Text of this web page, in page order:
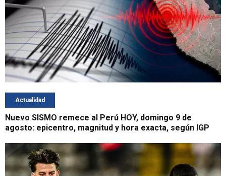
Actualidad
Nuevo SISMO remece al Perú HOY, domingo 9 de
agosto: epicentro, magnitud y hora exacta, según IGP